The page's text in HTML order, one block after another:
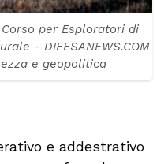
per Esploratori di
- DIFESANEWS.COM
e geopolitica
e addestrativo